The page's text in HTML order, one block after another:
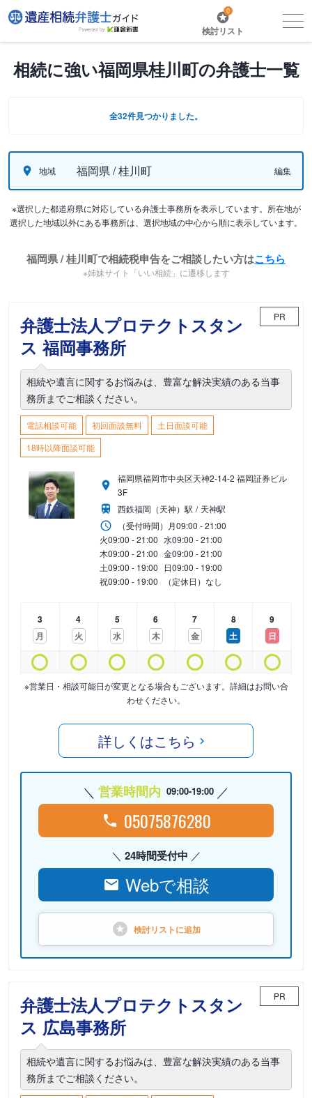
0
検討リスト
相続に強い福岡県桂川町の弁護士一覧
全32件見つかりました。
地域 福岡県 / 桂川町 編集
※選択した都道府県に対応している弁護士事務所を表示しています。所在地が
選択した地域以外にある事務所は、選択地域の中心から順に表示しています。
福岡県 / 桂川町で相続税申告をご相談したい方はこちら
※姉妹サイト「いい相続」に遷移します
弁護士法人プロテクトスタン
ス 福岡事務所
PR
相続や遺言に関するお悩みは、豊富な解決実績のある当事
務所までご相談ください。
電話相談可能 初回面談無料
土日面談可能
18時以降面談可能
福岡県福岡市中央区天神2-14-2 福岡証券ビル
3F
西鉄福岡（天神）駅
天神駅
（受付時間） 月09:00 - 21:00
火09:00 - 21:00 水09:00 - 21:00
木09:00 - 21:00 金09:00 - 21:00
土09:00 - 19:00 日09:00 - 19:00
祝09:00 - 19:00 （定休日）なし
3
月
4
火
5
水
6
木
7
金
8
土
9
日
※営業日・相談可能日が変更となる場合もございます。詳細はお問い合
わせください。
詳しくはこちら
営業時間内 09:00-19:00
05075876280
24時間受付中
Webで相談
検討リストに追加
弁護士法人プロテクトスタン
ス 広島事務所
PR
相続や遺言に関するお悩みは、豊富な解決実績のある当事
務所までご相談ください。